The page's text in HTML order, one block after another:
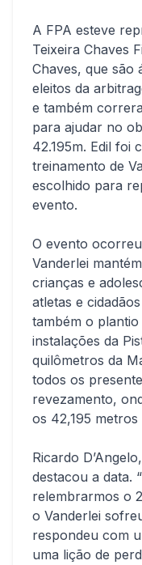
A FPA esteve
Teixeira Chaves
Chaves, que são
eleitos da
e também
para ajudar no
42.195m. Edil foi
treinamento de
escolhido para
evento.
O evento
Vanderlei
crianças e
atletas e
também o
instalações da
quilômetros da
todos os
revezamento,
os 42,195
Ricardo
destacou a data.
relembrarmos o
o Vanderlei
respondeu com
uma lição de